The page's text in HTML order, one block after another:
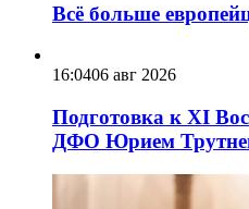
Всё больше
16:0406 авг 2026
Подготовка к XI
ДФО Юрием